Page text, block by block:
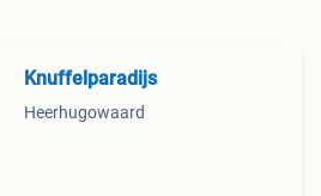
Knuffelparadijs
Heerhugowaard